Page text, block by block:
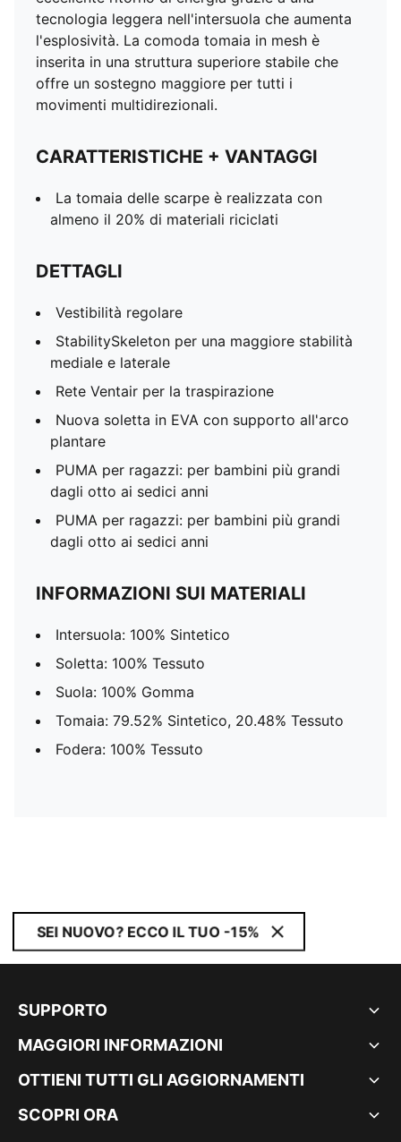
tecnologia leggera nell'intersuola che aumenta
l'esplosività. La comoda tomaia in mesh è
inserita in una struttura superiore stabile che
offre un sostegno maggiore per tutti i
movimenti multidirezionali.
CARATTERISTICHE + VANTAGGI
La tomaia delle scarpe è realizzata con
almeno il 20% di materiali riciclati
DETTAGLI
Vestibilità regolare
StabilitySkeleton per una maggiore stabilità
mediale e laterale
Rete Ventair per la traspirazione
Nuova soletta in EVA con supporto all'arco
plantare
PUMA per ragazzi: per bambini più grandi
dagli otto ai sedici anni
PUMA per ragazzi: per bambini più grandi
dagli otto ai sedici anni
INFORMAZIONI SUI MATERIALI
Intersuola: 100% Sintetico
Soletta: 100% Tessuto
Suola: 100% Gomma
Tomaia: 79.52% Sintetico, 20.48% Tessuto
Fodera: 100% Tessuto
SEI NUOVO? ECCO IL TUO -15%
SUPPORTO
MAGGIORI INFORMAZIONI
OTTIENI TUTTI GLI AGGIORNAMENTI
SCOPRI ORA